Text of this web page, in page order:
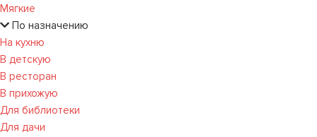
Мягкие
По назначению
На кухню
В детскую
В ресторан
В прихожую
Для библиотеки
Для дачи